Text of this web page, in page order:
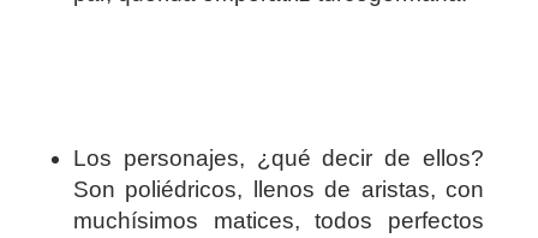
Los personajes, ¿qué decir de ellos?
Son poliédricos, llenos de aristas, con
muchísimos matices, todos perfectos